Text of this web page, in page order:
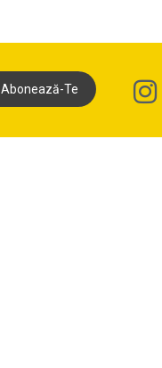
Abonează-Te